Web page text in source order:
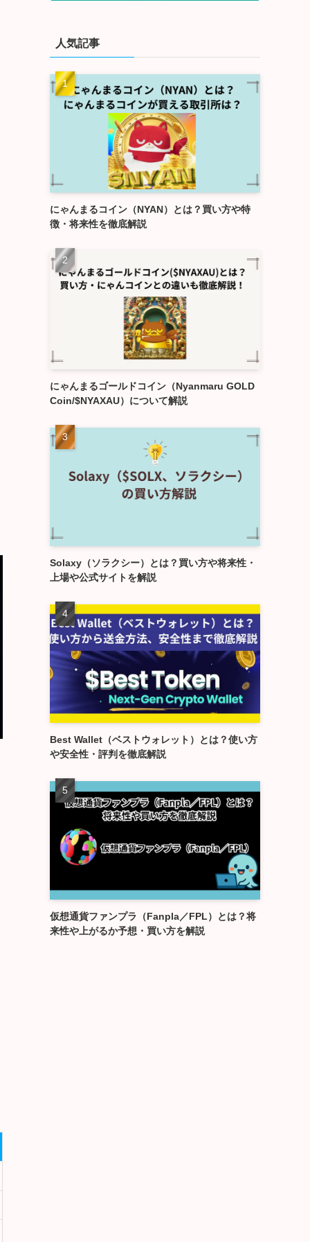
人気記事
にゃんまるコイン（NYAN）とは？買い方や特
徴・将来性を徹底解説
にゃんまるゴールドコイン（Nyanmaru GOLD
Coin/$NYAXAU）について解説
Solaxy（ソラクシー）とは？買い方や将来性・
上場や公式サイトを解説
Best Wallet（ベストウォレット）とは？使い方
や安全性・評判を徹底解説
仮想通貨ファンプラ（Fanpla／FPL）とは？将
来性や上がるか予想・買い方を解説